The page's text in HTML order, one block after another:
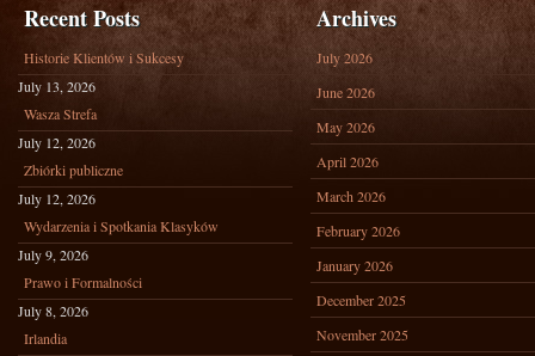
Recent Posts
Historie Klientów i Sukcesy
July 13, 2026
Wasza Strefa
July 12, 2026
Zbiórki publiczne
July 12, 2026
Wydarzenia i Spotkania Klasyków
July 9, 2026
Prawo i Formalności
July 8, 2026
Irlandia
Archives
July 2026
June 2026
May 2026
April 2026
March 2026
February 2026
January 2026
December 2025
November 2025